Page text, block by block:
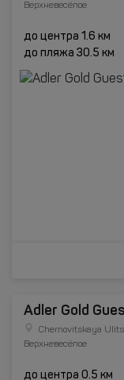
Верхневесёлое
до центра 1.6 км
до пляжа 30.5 км
Adler Gold
Chernovitskaya
Верхневесёлое
до центра 0.5 км